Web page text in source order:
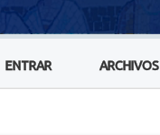
ENTRAR ARCHIVOS